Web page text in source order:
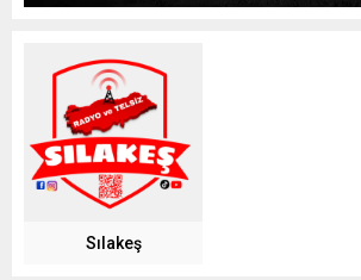
Sılakeş